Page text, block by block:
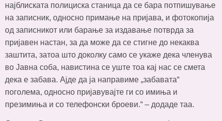
најблиската полициска станица да се бара потпишување
на записник, односно примање на пријава, и фотокопија
од записникот или барање за издавање потврда за
пријавен настан, за да може да се стигне до некаква
заштита, затоа што доколку само се укаже дека членува
во Јавна соба, навистина се уште тоа кај нас се смета
дека е забава. Ајде да ја направиме „забавата“
поголема, односно пријавувајте ги со имиња и
презимиња и со телефонски броеви.“ – додаде таа.